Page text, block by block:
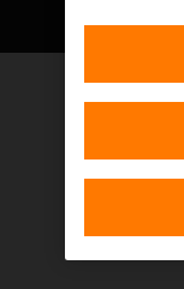
Estas
impulsada por
la Función
Digitalización e
Next Generation